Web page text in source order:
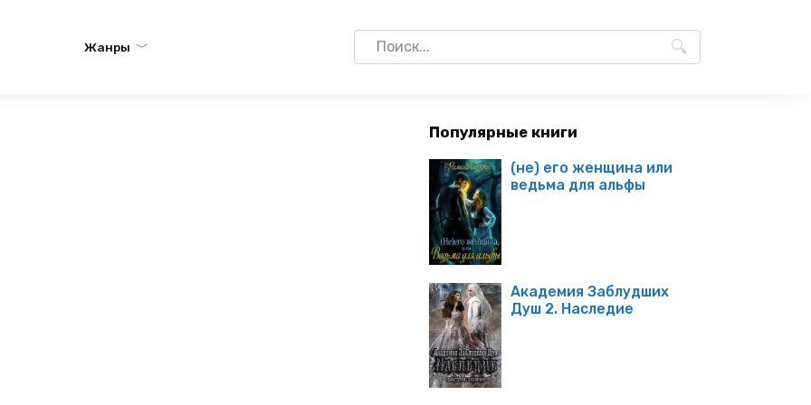
Жанры
Search
for:
Популярные книги
(не) его женщина или
ведьма для альфы
Академия Заблудших
Душ 2. Наследие